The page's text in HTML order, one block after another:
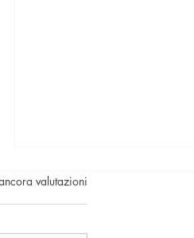
valutazioni